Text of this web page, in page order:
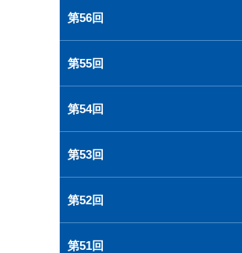
第56回
第55回
第54回
第53回
第52回
第51回